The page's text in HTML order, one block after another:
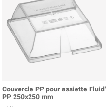
Couvercle PP pour assiette Fluid'
PP 250x250 mm